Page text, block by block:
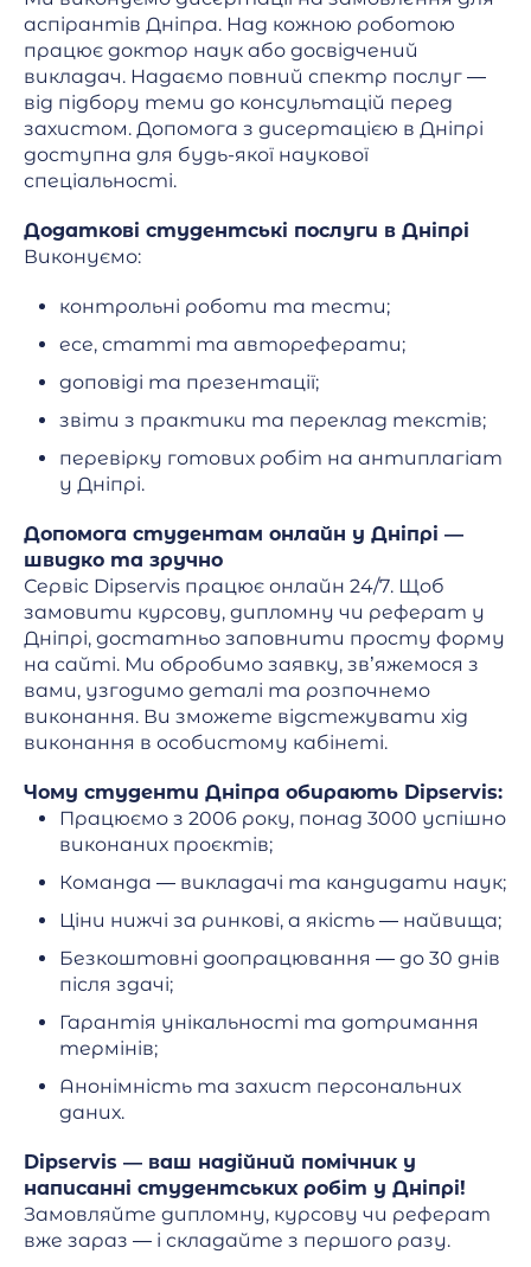
аспірантів Дніпра. Над кожною роботою
працює доктор наук або досвідчений
викладач. Надаємо повний спектр послуг —
від підбору теми до консультацій перед
захистом. Допомога з дисертацією в Дніпрі
доступна для будь-якої наукової
спеціальності.
Додаткові студентські послуги в Дніпрі
Виконуємо:
контрольні роботи та тести;
есе, статті та автореферати;
доповіді та презентації;
звіти з практики та переклад текстів;
перевірку готових робіт на антиплагіат
у Дніпрі.
Допомога студентам онлайн у Дніпрі —
швидко та зручно
Сервіс Dipservis працює онлайн 24/7. Щоб
замовити курсову, дипломну чи реферат у
Дніпрі, достатньо заповнити просту форму
на сайті. Ми обробимо заявку, зв’яжемося з
вами, узгодимо деталі та розпочнемо
виконання. Ви зможете відстежувати хід
виконання в особистому кабінеті.
Чому студенти Дніпра обирають Dipservis:
Працюємо з 2006 року, понад 3000 успішно
виконаних проєктів;
Команда — викладачі та кандидати наук;
Ціни нижчі за ринкові, а якість — найвища;
Безкоштовні доопрацювання — до 30 днів
після здачі;
Гарантія унікальності та дотримання
термінів;
Анонімність та захист персональних
даних.
Dipservis — ваш надійний помічник у
написанні студентських робіт у Дніпрі!
Замовляйте дипломну, курсову чи реферат
вже зараз — і складайте з першого разу.